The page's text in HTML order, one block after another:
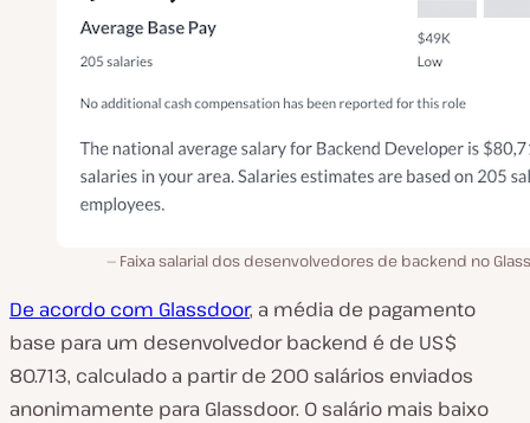
Faixa salarial dos desenvolvedores de backend no
De acordo com Glassdoor, a média de pagamento
base para um desenvolvedor backend é de US$
80.713, calculado a partir de 200 salários enviados
anonimamente para Glassdoor. O salário mais baixo